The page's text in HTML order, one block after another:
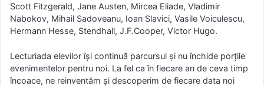
Scott Fitzgerald, Jane Austen, Mircea Eliade, Vladimir
Nabokov, Mihail Sadoveanu, Ioan Slavici, Vasile Voiculescu,
Hermann Hesse, Stendhall, J.F.Cooper, Victor Hugo.
Lecturiada elevilor își continuă parcursul și nu închide porțile
evenimentelor pentru noi. La fel ca în fiecare an de ceva timp
încoace, ne reinventăm și descoperim de fiecare data noi